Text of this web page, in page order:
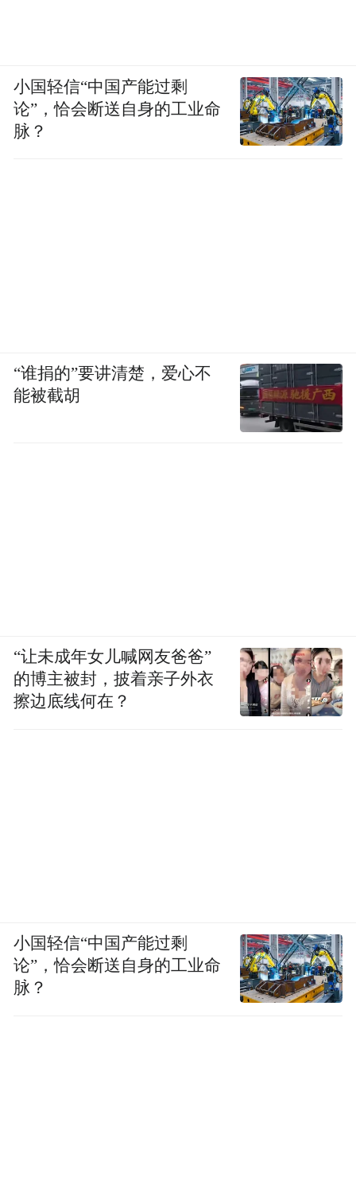
小国轻信“中国产能过剩
论”，恰会断送自身的工业命
脉？
“谁捐的”要讲清楚，爱心不
能被截胡
“让未成年女儿喊网友爸爸”
的博主被封，披着亲子外衣
擦边底线何在？
小国轻信“中国产能过剩
论”，恰会断送自身的工业命
脉？